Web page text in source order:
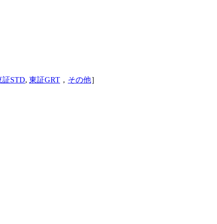
証STD, 東証GRT ， その他］